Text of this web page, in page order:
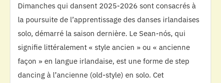
Dimanches qui dansent 2025-2026 sont consacrés à
la poursuite de l’apprentissage des danses irlandaises
solo, démarré la saison dernière. Le Sean-nós, qui
signifie littéralement « style ancien » ou « ancienne
façon » en langue irlandaise, est une forme de step
dancing à l’ancienne (old-style) en solo. Cet